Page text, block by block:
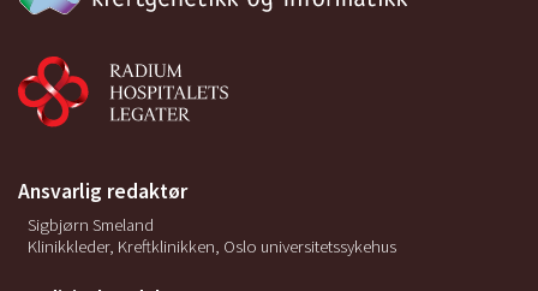
Ansvarlig redaktør
Sigbjørn Smeland
Klinikkleder, Kreftklinikken, Oslo universitetssykehus